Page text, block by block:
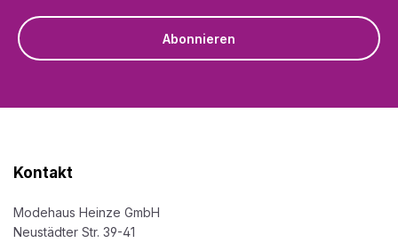
Abonnieren
Kontakt
Modehaus Heinze GmbH
Neustädter Str. 39-41